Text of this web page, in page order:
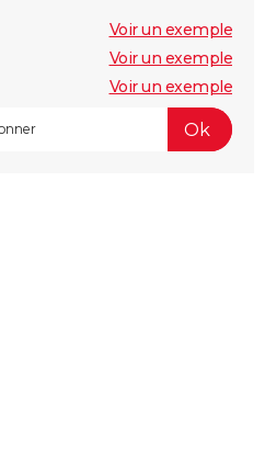
Voir un exemple
Voir un exemple
Voir un exemple